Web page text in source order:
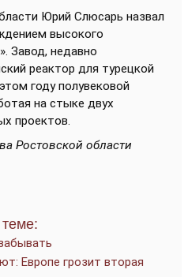
Юрий Слюсарь назвал
высокого
Завод, недавно
реактор для турецкой
году полувековой
на стыке двух
проектов.
Ростовской области
Европе грозит вторая